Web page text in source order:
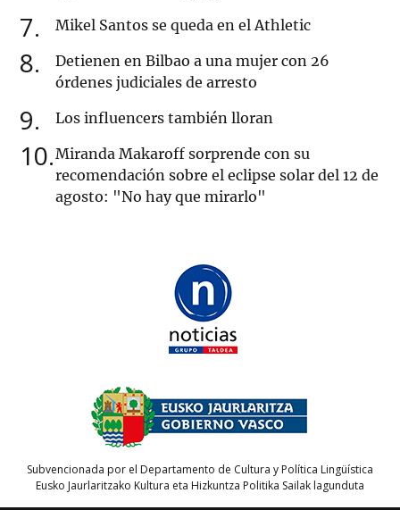
7 Mikel Santos se queda en el Athletic
8
Detienen en Bilbao a una mujer con 26
órdenes judiciales de arresto
9 Los influencers también lloran
10 Miranda Makaroff sorprende con su
recomendación sobre el eclipse solar del 12 de
agosto: "No hay que mirarlo"
Subvencionada por el Departamento de Cultura y Política Lingüística
Eusko Jaurlaritzako Kultura eta Hizkuntza Politika Sailak lagunduta